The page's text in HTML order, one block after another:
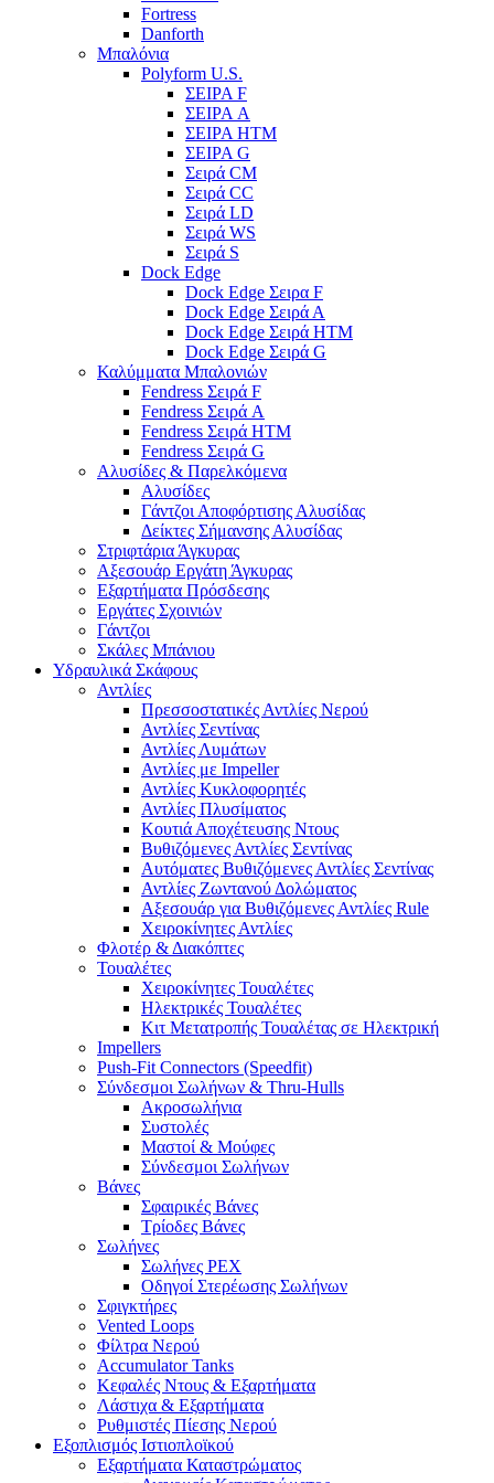
Fortress
Danforth
Μπαλόνια
Polyform U.S.
ΣΕΙΡΑ F
ΣΕΙΡΑ A
ΣΕΙΡΑ HTM
ΣΕΙΡΑ G
Σειρά CM
Σειρά CC
Σειρά LD
Σειρά WS
Σειρά S
Dock Edge
Dock Edge Σειρα F
Dock Edge Σειρά Α
Dock Edge Σειρά HTM
Dock Edge Σειρά G
Καλύμματα Μπαλονιών
Fendress Σειρά F
Fendress Σειρά A
Fendress Σειρά HTM
Fendress Σειρά G
Αλυσίδες & Παρελκόμενα
Αλυσίδες
Γάντζοι Αποφόρτισης Αλυσίδας
Δείκτες Σήμανσης Αλυσίδας
Στριφτάρια Άγκυρας
Αξεσουάρ Εργάτη Άγκυρας
Εξαρτήματα Πρόσδεσης
Εργάτες Σχοινιών
Γάντζοι
Σκάλες Μπάνιου
Υδραυλικά Σκάφους
Αντλίες
Πρεσσοστατικές Αντλίες Νερού
Αντλίες Σεντίνας
Αντλίες Λυμάτων
Αντλίες με Impeller
Αντλίες Κυκλοφορητές
Αντλίες Πλυσίματος
Κουτιά Αποχέτευσης Ντους
Βυθιζόμενες Αντλίες Σεντίνας
Αυτόματες Βυθιζόμενες Αντλίες Σεντίνας
Αντλίες Ζωντανού Δολώματος
Αξεσουάρ για Βυθιζόμενες Αντλίες Rule
Χειροκίνητες Αντλίες
Φλοτέρ & Διακόπτες
Τουαλέτες
Χειροκίνητες Τουαλέτες
Ηλεκτρικές Τουαλέτες
Κιτ Μετατροπής Τουαλέτας σε Ηλεκτρική
Impellers
Push-Fit Connectors (Speedfit)
Σύνδεσμοι Σωλήνων & Thru-Hulls
Ακροσωλήνια
Συστολές
Μαστοί & Μούφες
Σύνδεσμοι Σωλήνων
Βάνες
Σφαιρικές Βάνες
Τρίοδες Βάνες
Σωλήνες
Σωλήνες PEX
Οδηγοί Στερέωσης Σωλήνων
Σφιγκτήρες
Vented Loops
Φίλτρα Νερού
Accumulator Tanks
Κεφαλές Ντους & Εξαρτήματα
Λάστιχα & Εξαρτήματα
Ρυθμιστές Πίεσης Νερού
Εξοπλισμός Ιστιοπλοϊκού
Εξαρτήματα Καταστρώματος